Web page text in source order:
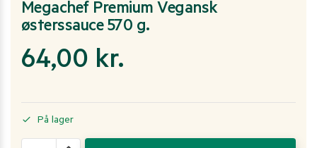
Megachef Premium Vegansk
østerssauce 570 g.
64,00 kr.
På lager